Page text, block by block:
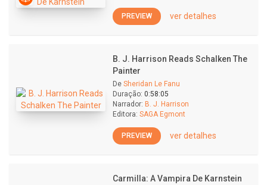
PREVIEW ver detalhes
B. J. Harrison Reads Schalken The
Painter
De Sheridan Le Fanu
Duração: 0:58:05
Narrador: B. J. Harrison
Editora: SAGA Egmont
PREVIEW ver detalhes
Carmilla: A Vampira De Karnstein